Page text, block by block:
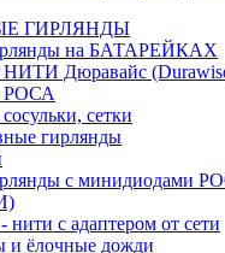
ГИРЛЯНДЫ
на БАТАРЕЙКАХ
НИТИ Дюравайс
РОСА
сетки
гирлянды
с минидиодами
нити с адаптером от сети
и ёлочные дожди